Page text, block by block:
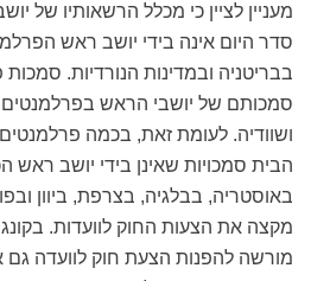
מעניין לציין כי מכלל הרשאותיו של
סדר היום אינה בידי יושב ראש
בבריטניה ובמדינות הנורדיות. סמכות
סמכותם של יושבי הראש בפרלמנטים
ושוודיה. לעומת זאת, בכמה
הבית סמכויות שאינן בידי יושב
באוסטריה, בבלגיה, בצרפת, ביוון
מקצה את הצעות החוק לוועדות.
מורשה להפנות הצעת חוק לוועדה גם